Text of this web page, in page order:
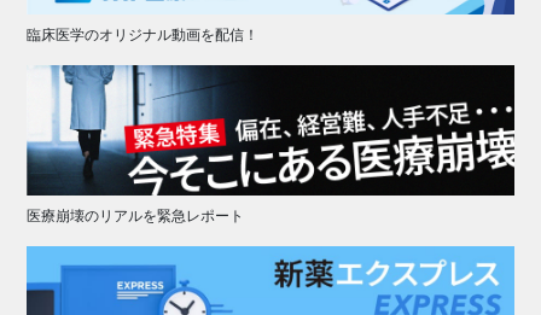
臨床医学のオリジナル動画を配信！
医療崩壊のリアルを緊急レポート